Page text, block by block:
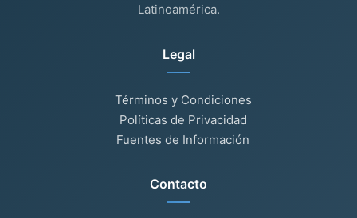
Latinoamérica.
Legal
Términos y Condiciones
Políticas de Privacidad
Fuentes de Información
Contacto